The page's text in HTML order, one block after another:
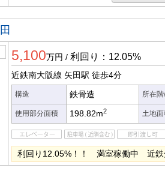
5,100万円 / 利回り：12.05%
近鉄南大阪線 矢田駅 徒歩4分
構造 鉄骨造 所在
使用部分面積 198.82m2 土地
利回り12.05%！！ 満室稼働中 近鉄